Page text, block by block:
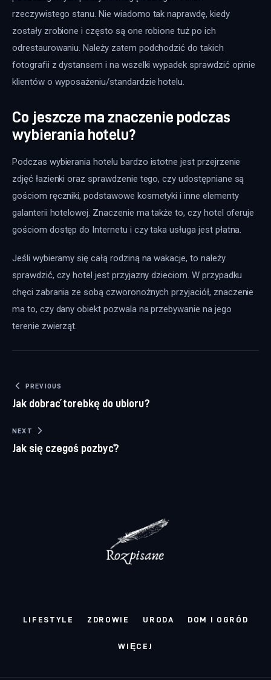
rzeczywistego stanu. Nie wiadomo tak naprawdę, kiedy
zostały zrobione i często są one robione tuż po ich
odrestaurowaniu. Należy zatem podchodzić do takich
fotografii z dystansem i na wszelki wypadek sprawdzić opinie
klientów o wyposażeniu/standardzie hotelu.
Co jeszcze ma znaczenie podczas
wybierania hotelu?
Podczas wybierania hotelu bardzo istotne jest przejrzenie
zdjęć łazienki oraz sprawdzenie tego, czy udostępniane są
gościom ręczniki, podstawowe kosmetyki i inne elementy
galanterii hotelowej. Znaczenie ma także to, czy hotel oferuje
gościom dostęp do Internetu i czy taka usługa jest płatna.
Jeśli wybieramy się całą rodziną na wakacje, to należy
sprawdzić, czy hotel jest przyjazny dzieciom. W przypadku
chęci zabrania ze sobą czworonożnych przyjaciół, znaczenie
ma to, czy dany obiekt pozwala na przebywanie na jego
terenie zwierząt.
Nawigacja wpisu
PREVIOUS
Jak dobrać torebkę do ubioru?
NEXT
Jak się czegoś pozbyć?
LIFESTYLE ZDROWIE URODA DOM I OGRÓD
WIĘCEJ